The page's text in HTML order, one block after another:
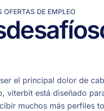
DE EMPLEO
desafíos
el principal dolor de
viterbit está diseñado
muchos más perfiles